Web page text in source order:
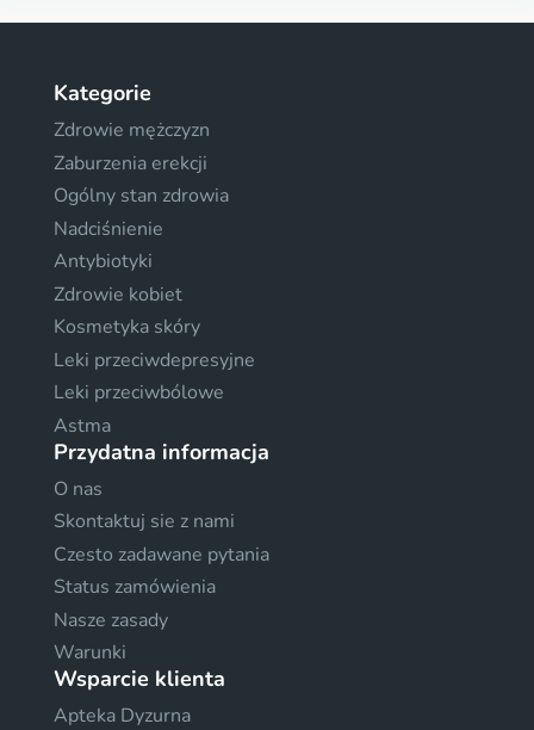
Kategorie
Zdrowie mężczyzn
Zaburzenia erekcji
Ogólny stan zdrowia
Nadciśnienie
Antybiotyki
Zdrowie kobiet
Kosmetyka skóry
Leki przeciwdepresyjne
Leki przeciwbólowe
Astma
Przydatna informacja
O nas
Skontaktuj sie z nami
Czesto zadawane pytania
Status zamówienia
Nasze zasady
Warunki
Wsparcie klienta
Apteka Dyzurna